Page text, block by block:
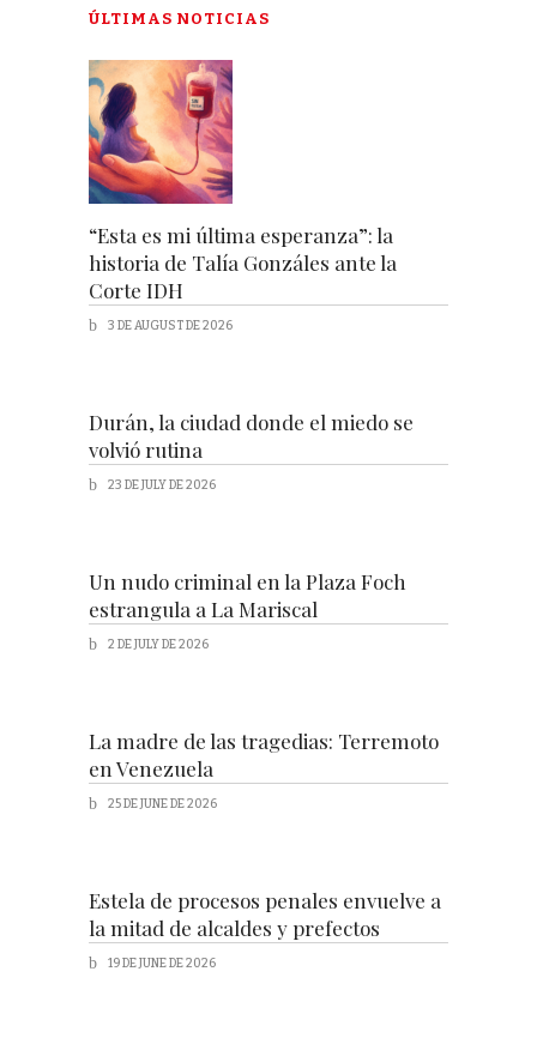
ÚLTIMAS NOTICIAS
“Esta es mi última esperanza”: la
historia de Talía Gonzáles ante la
Corte IDH
3 DE AUGUST DE 2026
Durán, la ciudad donde el miedo se
volvió rutina
23 DE JULY DE 2026
Un nudo criminal en la Plaza Foch
estrangula a La Mariscal
2 DE JULY DE 2026
La madre de las tragedias: Terremoto
en Venezuela
25 DE JUNE DE 2026
Estela de procesos penales envuelve a
la mitad de alcaldes y prefectos
19 DE JUNE DE 2026